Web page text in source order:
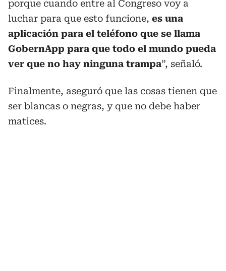
porque cuando entre al Congreso voy a
luchar para que esto funcione, es una
aplicación para el teléfono que se llama
GobernApp para que todo el mundo pueda
ver que no hay ninguna trampa”, señaló.
Finalmente, aseguró que las cosas tienen que
ser blancas o negras, y que no debe haber
matices.